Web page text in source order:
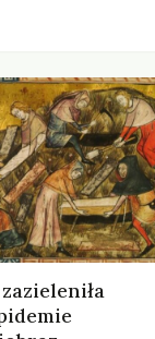
Mecenasa i Mentora.